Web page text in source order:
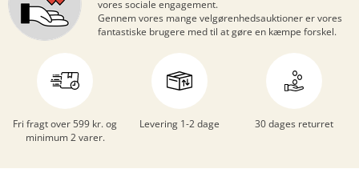
Fri fragt over 599 kr. og
minimum 2 varer.
Levering 1-2 dage 30 dages returret
vores sociale engagement.
Gennem vores mange velgørenhedsauktionerer vores
fantastiske brugere med til at gøre en kæmpe forskel.